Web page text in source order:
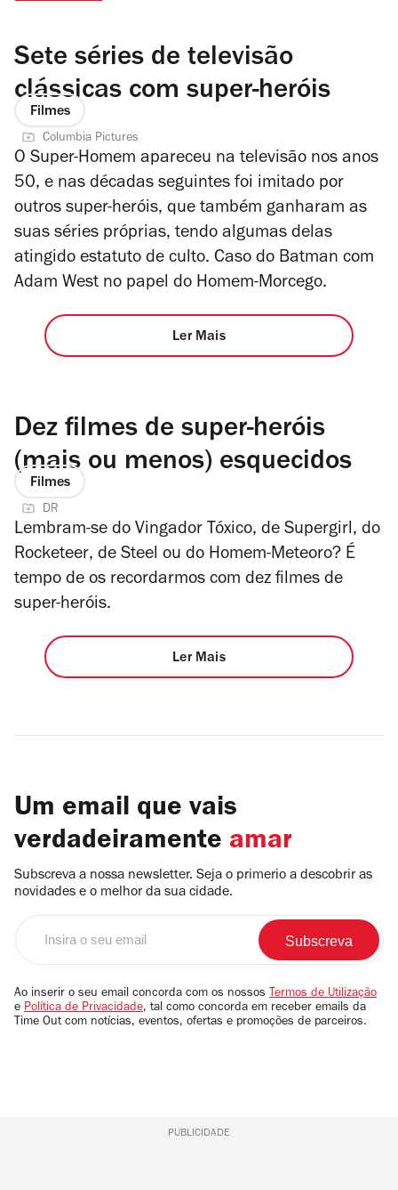
Sete séries de televisão
clássicas com super-heróis
Filmes
Columbia Pictures
O Super-Homem apareceu na televisão nos anos
50, e nas décadas seguintes foi imitado por
outros super-heróis, que também ganharam as
suas séries próprias, tendo algumas delas
atingido estatuto de culto. Caso do Batman com
Adam West no papel do Homem-Morcego.
Ler Mais
Dez filmes de super-heróis
(mais ou menos) esquecidos
Filmes
DR
Lembram-se do Vingador Tóxico, de Supergirl, do
Rocketeer, de Steel ou do Homem-Meteoro? É
tempo de os recordarmos com dez filmes de
super-heróis.
Ler Mais
Um email que vais
verdadeiramente amar
Subscreva a nossa newsletter. Seja o primerio a descobrir as
novidades e o melhor da sua cidade.
email
Ao inserir o seu email concorda com os nossos Termos de Utilização
e Política de Privacidade, tal como concorda em receber emails da
Time Out com notícias, eventos, ofertas e promoções de parceiros.
PUBLICIDADE